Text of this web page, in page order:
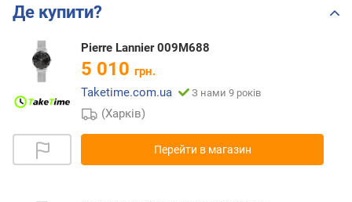
Де купити?
Pierre Lannier 009M688
5 010 грн.
Taketime.com.ua
З нами 9 років
(Харків)
Перейти в магазин